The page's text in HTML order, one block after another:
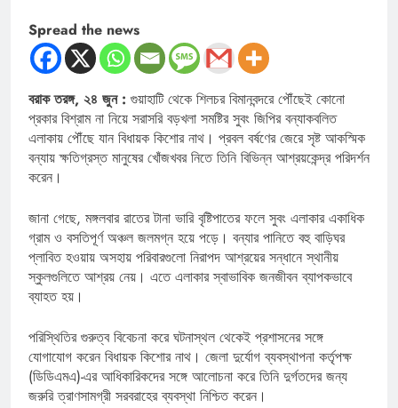
Spread the news
বরাক তরঙ্গ, ২৪ জুন : গুয়াহাটি থেকে শিলচর বিমানবন্দরে পৌঁছেই কোনো
প্রকার বিশ্রাম না নিয়ে সরাসরি বড়খলা সমষ্টির সুবং জিপির বন্যাকবলিত
এলাকায় পৌঁছে যান বিধায়ক কিশোর নাথ। প্রবল বর্ষণের জেরে সৃষ্ট আকস্মিক
বন্যায় ক্ষতিগ্রস্ত মানুষের খোঁজখবর নিতে তিনি বিভিন্ন আশ্রয়কেন্দ্র পরিদর্শন
করেন।
জানা গেছে, মঙ্গলবার রাতের টানা ভারি বৃষ্টিপাতের ফলে সুবং এলাকার একাধিক
গ্রাম ও বসতিপূর্ণ অঞ্চল জলমগ্ন হয়ে পড়ে। বন্যার পানিতে বহু বাড়িঘর
প্লাবিত হওয়ায় অসহায় পরিবারগুলো নিরাপদ আশ্রয়ের সন্ধানে স্থানীয়
স্কুলগুলিতে আশ্রয় নেয়। এতে এলাকার স্বাভাবিক জনজীবন ব্যাপকভাবে
ব্যাহত হয়।
পরিস্থিতির গুরুত্ব বিবেচনা করে ঘটনাস্থল থেকেই প্রশাসনের সঙ্গে
যোগাযোগ করেন বিধায়ক কিশোর নাথ। জেলা দুর্যোগ ব্যবস্থাপনা কর্তৃপক্ষ
(ডিডিএমএ)-এর আধিকারিকদের সঙ্গে আলোচনা করে তিনি দুর্গতদের জন্য
জরুরি ত্রাণসামগ্রী সরবরাহের ব্যবস্থা নিশ্চিত করেন।